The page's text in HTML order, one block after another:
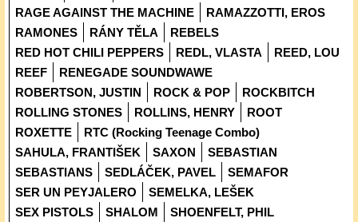
RAGE AGAINST THE MACHINE
RAMAZZOTTI, EROS
RAMONES
RÁNY TĚLA
REBELS
RED HOT CHILI PEPPERS
REDL, VLASTA
REED, LOU
REEF
RENEGADE SOUNDWAWE
ROBERTSON, JUSTIN
ROCK & POP
ROCKBITCH
ROLLING STONES
ROLLINS, HENRY
ROOT
ROXETTE
RTC (Rocking Teenage Combo)
SAHULA, FRANTIŠEK
SAXON
SEBASTIAN
SEBASTIANS
SEDLÁČEK, PAVEL
SEMAFOR
SER UN PEYJALERO
SEMELKA, LEŠEK
SEX PISTOLS
SHALOM
SHOENFELT, PHIL